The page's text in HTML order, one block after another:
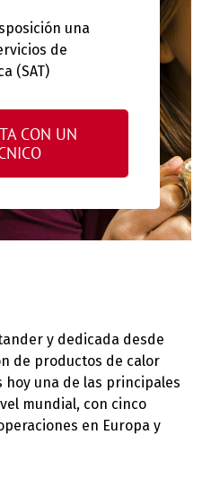
una
de
(SAT)
CON UN
y dedicada desde
de productos de calor
hoy una de las principales
mundial, con cinco
en Europa y